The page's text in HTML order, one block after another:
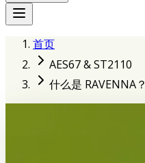
首页
AES67 & ST2110
什么是 RAVENNA？